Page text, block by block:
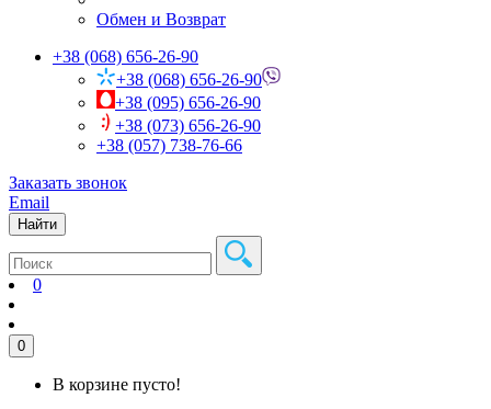
Обмен и Возврат
+38 (068) 656-26-90
+38 (068) 656-26-90
+38 (095) 656-26-90
+38 (073) 656-26-90
+38 (057) 738-76-66
Заказать звонок
Email
Найти
0
0
В корзине пусто!